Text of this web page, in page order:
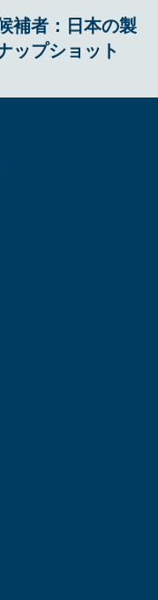
補者：日本の製
ップショット